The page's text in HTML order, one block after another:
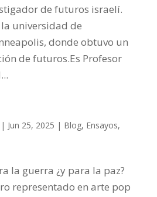
de futuros israelí.
universidad de
donde obtuvo un
de futuros.Es Profesor
| Jun 25, 2025 | Blog, Ensayos,
la guerra ¿y para la paz?
representado en arte pop